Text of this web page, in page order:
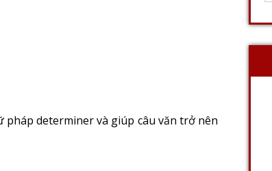
determiner và giúp câu văn trở nên